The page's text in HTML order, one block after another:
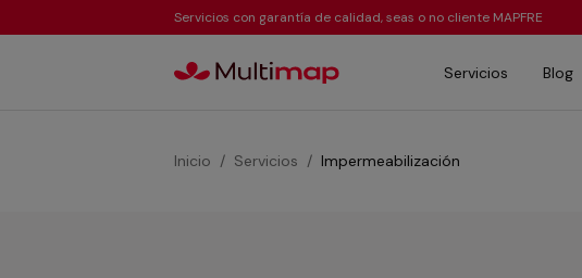
Servicios con garantía de calidad, seas o no cliente MAPFRE
Servicios Blog
Inicio Servicios Impermeabilización